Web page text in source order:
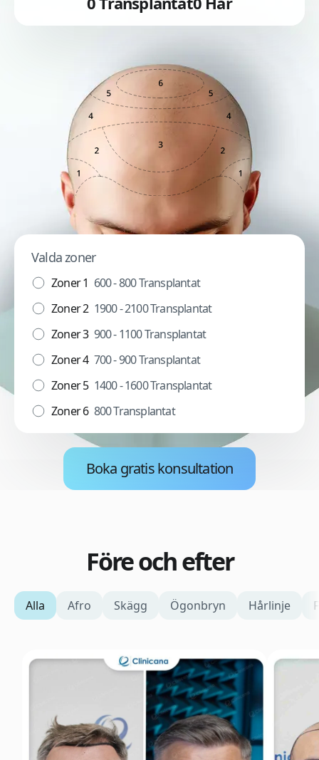
Valda zoner
Zoner 1 600 - 800 Transplantat
Zoner 2 1900 - 2100 Transplantat
Zoner 3 900 - 1100 Transplantat
Zoner 4 700 - 900 Transplantat
Zoner 5 1400 - 1600 Transplantat
Zoner 6 800 Transplantat
Boka gratis konsultation
Före och efter
Alla Afro Skägg Ögonbryn Hårlinje